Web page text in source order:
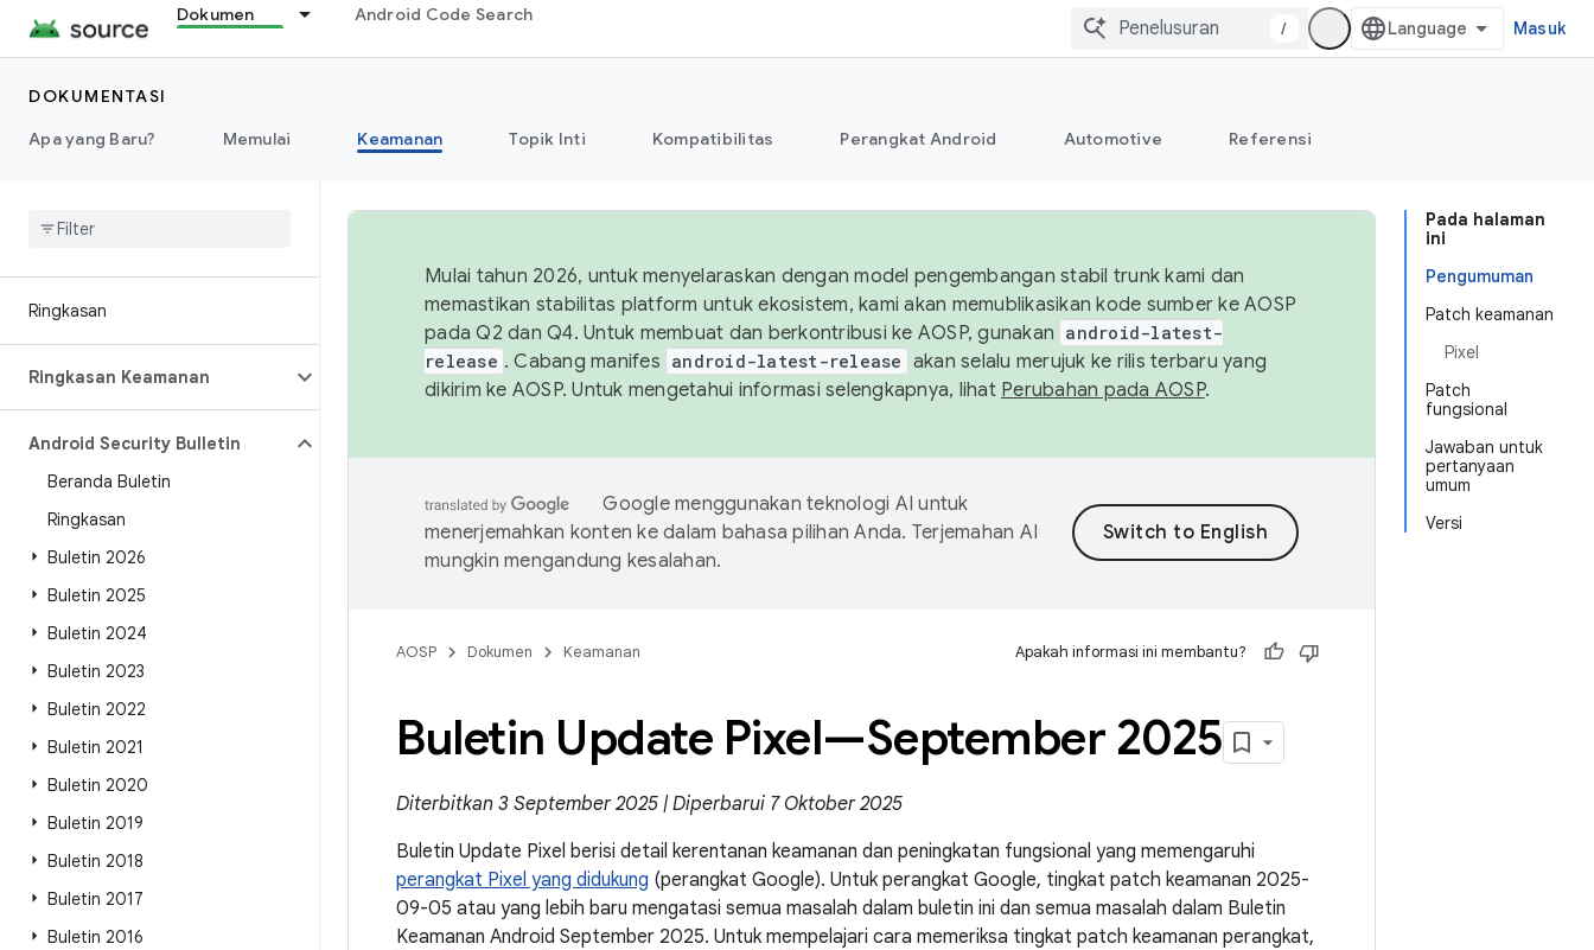
Dokumen Android Code Search
/ Masuk
DOKUMENTASI
Apa yang Baru?
Memulai Keamanan Topik Inti Kompatibilitas Perangkat Android Automotive Referensi
Ringkasan
Ringkasan Keamanan
Android Security Bulletin
Beranda Buletin
Ringkasan
Buletin 2026
Buletin 2025
Buletin 2024
Buletin 2023
Buletin 2022
Buletin 2021
Buletin 2020
Buletin 2019
Buletin 2018
Buletin 2017
Buletin 2016
Pada halaman
ini
Pengumuman
Patch keamanan
Pixel
Patch
fungsional
Jawaban untuk
pertanyaan
umum
Versi
Mulai tahun 2026, untuk menyelaraskan dengan model pengembangan stabil trunk kami dan
memastikan stabilitas platform untuk ekosistem, kami akan memublikasikan kode sumber ke AOSP
pada Q2 dan Q4. Untuk membuat dan berkontribusi ke AOSP, gunakan android-latest-
release . Cabang manifes android-latest-release akan selalu merujuk ke rilis terbaru yang
dikirim ke AOSP. Untuk mengetahui informasi selengkapnya, lihat Perubahan pada AOSP.
Google menggunakan teknologi AI untuk
menerjemahkan konten ke dalam bahasa pilihan Anda. Terjemahan AI
mungkin mengandung kesalahan.
AOSP Dokumen Keamanan Apakah informasi ini membantu?
Buletin Update Pixel—September 2025
Diterbitkan 3 September 2025 | Diperbarui 7 Oktober 2025
Buletin Update Pixel berisi detail kerentanan keamanan dan peningkatan fungsional yang memengaruhi
perangkat Pixel yang didukung (perangkat Google). Untuk perangkat Google, tingkat patch keamanan 2025-
09-05 atau yang lebih baru mengatasi semua masalah dalam buletin ini dan semua masalah dalam Buletin
Keamanan Android September 2025. Untuk mempelajari cara memeriksa tingkat patch keamanan perangkat,